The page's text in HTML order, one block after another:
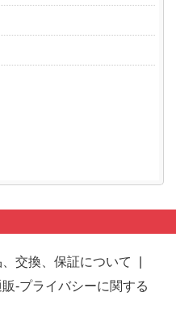
交換、保証について
-プライバシーに関する